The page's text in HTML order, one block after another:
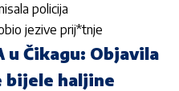
policija
jezive prij*tnje
u Čikagu: Objavila
bijele haljine